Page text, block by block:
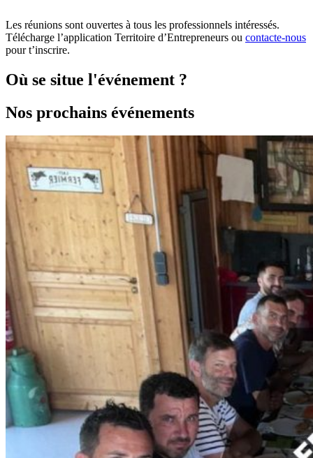
Les réunions sont ouvertes à tous les professionnels intéressés.
Télécharge l’application Territoire d’Entrepreneurs ou contacte-nous
pour t’inscrire.
Où se situe l'événement ?
Nos prochains événements